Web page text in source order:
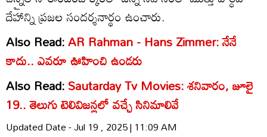
దేహాన్ని ప్రజల సందర్శనార్థం ఉంచారు.
Also Read:AR Rahman - Hans Zimmer: నేనే
కాదు.. ఎవరూ ఊహించి ఉండరు
Also Read:Sautarday Tv Movies: శ‌నివారం, జూలై
19.. తెలుగు టెలివిజన్ల‌లో వ‌చ్చే సినిమాలివే
Updated Date - Jul 19 , 2025 | 11:09 AM